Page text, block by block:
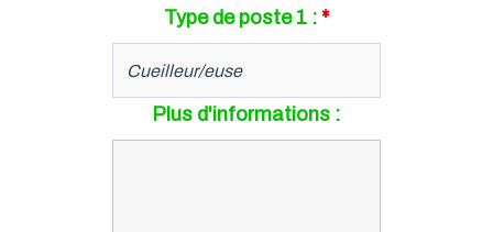
Type de poste 1 : *
Plus d'informations :